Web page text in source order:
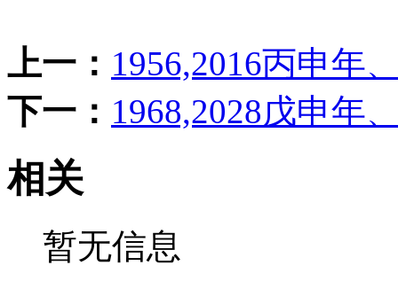
上一： 1956,2016丙申年
下一： 1968,2028戊申年
相关
暂无信息